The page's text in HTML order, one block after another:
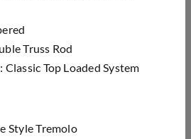
Truss Rod
Classic Top Loaded System
Style Tremolo